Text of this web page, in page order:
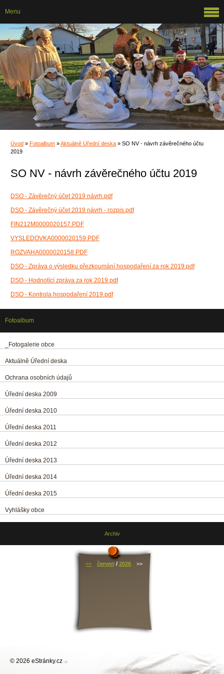
Úvod » Fotoalbum »Aktuálně Úřední deska » SO NV - návrh závěrečného účtu
2019
SO NV - návrh závěrečného účtu 2019
DSO - Závěrečný účet 2019 návrh.pdf
DSO - Závěrečný účet 2019 návrh - rozpis.pdf
FIN212M0000020157.PDF
VYSLEDOVKA0000020159.PDF
ROZVAHA0000020158.PDF
DSO - Zpráva o výsledku přezkoumání hospodaření za rok 2019.pdf
DSO - Hodnotící zpráva za rok 2019.pdf
DSO - Kontrola hospodaření 2019.pdf
Menu
Fotoalbum
_Fotogalerie obce
Aktuálně Úřední deska
Ochrana osobních údajů
Úřední deska 2009
Úřední deska 2010
Úřední deska 2011
Úřední deska 2012
Úřední deska 2013
Úřední deska 2014
Úřední deska 2015
Vyhlášky obce
Archiv
<< červen / 2026 >>
© 2026 eStránky.cz